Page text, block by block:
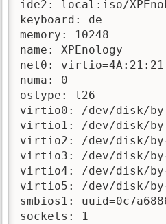
ide2: local:iso/
keyboard: de
memory: 10248
name: XPEnology
net0:
numa: 0
ostype: l26
virtio0: /dev/disk/by-id/
virtio1: /dev/disk/by-id/
virtio2: /dev/disk/by-id/
virtio3: /dev/disk/by-id/
virtio4: /dev/disk/by-id/
virtio5: /dev/disk/by-id/
smbios1: